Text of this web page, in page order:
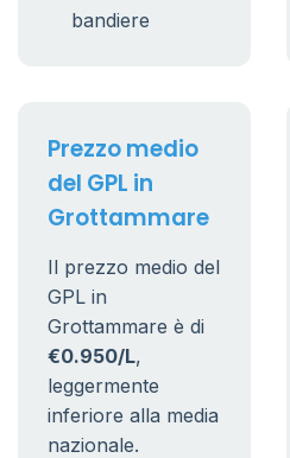
bandiere
Prezzo medio
del GPL in
Grottammare
Il prezzo medio del
GPL in
Grottammare è di
€0.950/L,
leggermente
inferiore alla media
nazionale.